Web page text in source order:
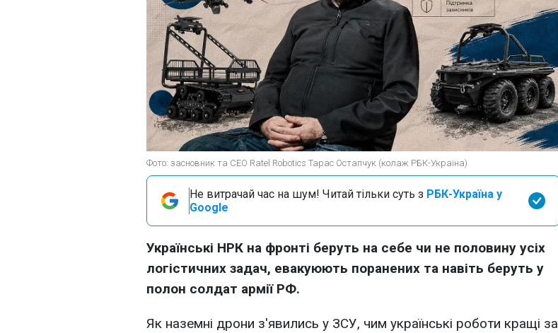
Фото: засновник та CEO Ratel Robotics Тарас Остапчук (колаж РБК-Україна)
Не витрачай час на шум! Читай тільки суть з РБК-Україна у
Google
Українські НРК на фронті беруть на себе чи не половину усіх
логістичних задач, евакуюють поранених та навіть беруть у
полон солдат армії РФ.
Як наземні дрони з'явились у ЗСУ, чим українські роботи кращі за